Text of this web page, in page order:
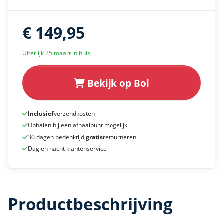
€ 149,95
Uiterlijk 25 maart in huis
Bekijk op Bol
Inclusiefverzendkosten
Ophalen bij een afhaalpunt mogelijk
30 dagen bedenktijd,gratisretourneren
Dag en nacht klantenservice
Productbeschrijving